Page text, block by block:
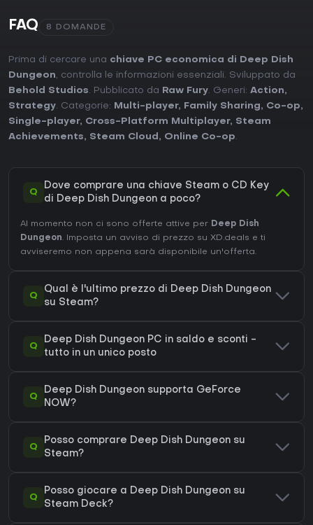
FAQ 8 DOMANDE
Prima di cercare una chiave PC economica di Deep Dish
Dungeon, controlla le informazioni essenziali. Sviluppato da
Behold Studios. Pubblicato da Raw Fury. Generi: Action,
Strategy. Categorie: Multi-player, Family Sharing, Co-op,
Single-player, Cross-Platform Multiplayer, Steam
Achievements, Steam Cloud , Online Co-op.
Q
Dove comprare una chiave Steam o CD Key
di Deep Dish Dungeon a poco?
Al momento non ci sono offerte attive per Deep Dish
Dungeon. Imposta un avviso di prezzo su XD.deals e ti
avviseremo non appena sarà disponibile un'offerta.
Q
Qual è l'ultimo prezzo di Deep Dish Dungeon
su Steam?
Q
Deep Dish Dungeon PC in saldo e sconti -
tutto in un unico posto
Q
Deep Dish Dungeon supporta GeForce
NOW?
Q
Posso comprare Deep Dish Dungeon su
Steam?
Q
Posso giocare a Deep Dish Dungeon su
Steam Deck?